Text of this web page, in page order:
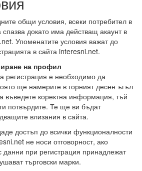
общи условия, всеки потребител в
докато има действащ акаунт в
Упоменатите условия важат до
в сайта interesni.net.
на профил
регистрация е необходимо да
ще намерите в горният десен ъгъл
въведете коректна информация, тъй
потвърдите. Те ще ви бъдат
влизания в сайта.
достъп до всички функционалности
не носи отговорност, ако
данни при регистрация принадлежат
търговски марки.